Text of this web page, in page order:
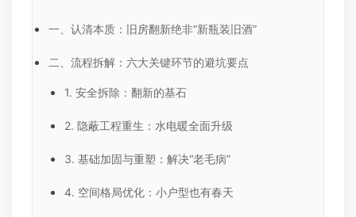
一、认清本质：旧房翻新绝非“新瓶装旧酒”
二、流程拆解：六大关键环节的避坑要点
1. 安全拆除：翻新的基石
2. 隐蔽工程重生：水电暖全面升级
3. 基础加固与重塑：解决“老毛病”
4. 空间格局优化：小户型也有春天